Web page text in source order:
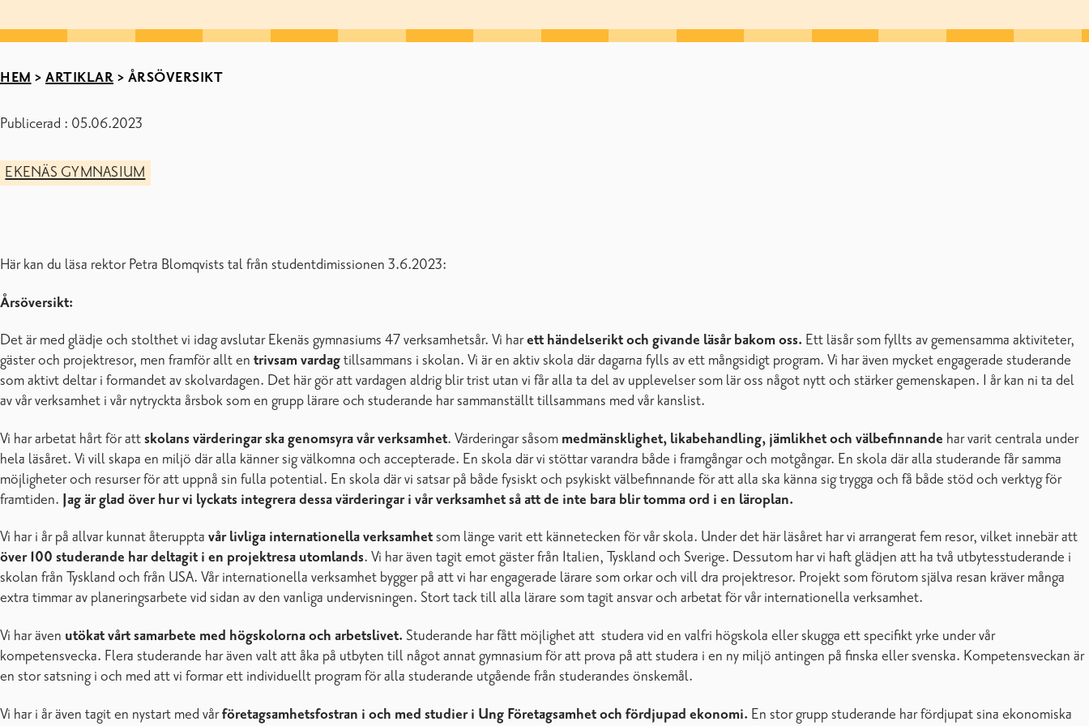
HEM > ARTIKLAR > ÅRSÖVERSIKT
Publicerad : 05.06.2023
EKENÄS GYMNASIUM
Här kan du läsa rektor Petra Blomqvists tal från studentdimissionen 3.6.2023:
Årsöversikt:
Det är med glädje och stolthet vi idag avslutar Ekenäs gymnasiums 47 verksamhetsår. Vi harett händelserikt och givande läsår bakom oss. Ett läsår som fyllts av gemensamma aktiviteter,
gäster och projektresor, men framför allt en trivsam vardagtillsammans i skolan. Vi är en aktiv skola där dagarna fylls av ett mångsidigt program. Vi har även mycket engagerade studerande
som aktivt deltar i formandet av skolvardagen. Det här gör att vardagen aldrig blir trist utan vi får alla ta del av upplevelser som lär oss något nytt och stärker gemenskapen. I år kan ni ta del
av vår verksamhet i vår nytryckta årsbok som en grupp lärare och studerande har sammanställt tillsammans med vår kanslist.
Vi har arbetat hårt för attskolans värderingar ska genomsyra vår verksamhet. Värderingar såsom medmänsklighet, likabehandling, jämlikhet och välbefinnande har varit centrala under
hela läsåret. Vi vill skapa en miljö där alla känner sig välkomna och accepterade. En skola där vi stöttar varandra både i framgångar och motgångar. En skola där alla studerande får samma
möjligheter och resurser för att uppnå sin fulla potential. En skola där vi satsar på både fysiskt och psykiskt välbefinnande för att alla ska känna sig trygga och få både stöd och verktyg för
framtiden. Jag är glad över hur vi lyckats integrera dessa värderingar i vår verksamhet så att de inte bara blir tomma ord i en läroplan.
Vi har i år på allvar kunnat återuppta vår livliga internationella verksamhetsom länge varit ett kännetecken för vår skola. Under det här läsåret har vi arrangerat fem resor, vilket innebär att
över 100 studerande har deltagit i en projektresa utomlands. Vi har även tagit emot gäster från Italien, Tyskland och Sverige. Dessutom har vi haft glädjen att ha två utbytesstuderande i
skolan från Tyskland och från USA. Vår internationella verksamhet bygger på att vi har engagerade lärare som orkar och vill dra projektresor. Projekt som förutom själva resan kräver många
extra timmar av planeringsarbete vid sidan av den vanliga undervisningen. Stort tack till alla lärare som tagit ansvar och arbetat för vår internationella verksamhet.
Vi har även utökat vårt samarbete med högskolorna och arbetslivet. Studerande har fått möjlighet att studera vid en valfri högskola eller skugga ett specifikt yrke under vår
kompetensvecka. Flera studerande har även valt att åka på utbyten till något annat gymnasium för att prova på att studera i en ny miljö antingen på finska eller svenska. Kompetensveckan är
en stor satsning i och med att vi formar ett individuellt program för alla studerande utgående från studerandes önskemål.
Vi har i år även tagit en nystart med vårföretagsamhetsfostran i och med studier i Ung Företagsamhet och fördjupad ekonomi. En stor grupp studerande har fördjupat sina ekonomiska